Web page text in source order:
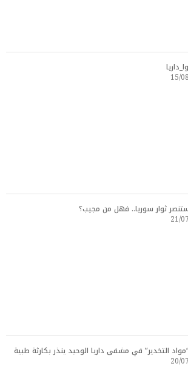
15/
ثوار سوريا.. فهل من مجيب؟
21/
التخدير” في مشفى داريا الوحيد ينذر بكارثة طبية
20/